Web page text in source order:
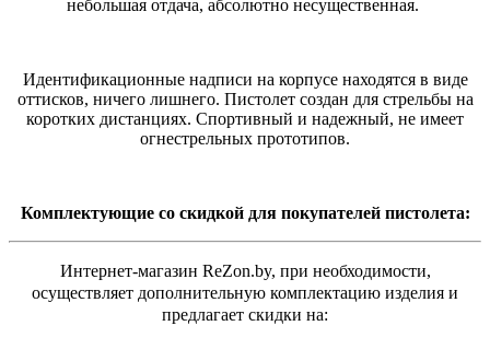
небольшая отдача, абсолютно несущественная.
Идентификационные надписи на корпусе находятся в виде
оттисков, ничего лишнего. Пистолет создан для стрельбы на
коротких дистанциях. Спортивный и надежный, не имеет
огнестрельных прототипов.
Комплектующие со скидкой для покупателей пистолета:
Интернет-магазин ReZon.by, при необходимости,
осуществляет дополнительную комплектацию изделия и
предлагает скидки на: